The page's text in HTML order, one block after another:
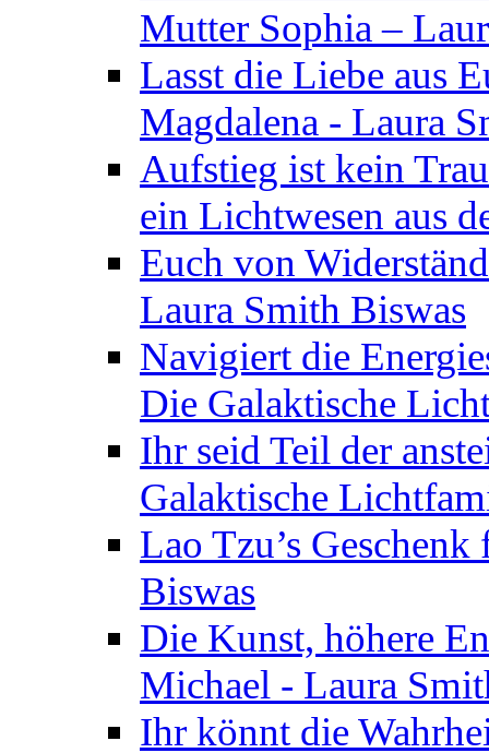
Mutter Sophia –
Lasst die Liebe aus
Magdalena - Laura
Aufstieg ist kein
ein Lichtwesen aus
Euch von
Laura Smith Biswas
Navigiert die
Die Galaktische
Ihr seid Teil der
Galaktische
Lao Tzu’s
Biswas
Die Kunst, höhere
Michael - Laura
Ihr könnt die